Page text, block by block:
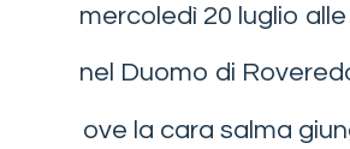
mercoledì 20 luglio
nel Duomo di
ove la cara salma